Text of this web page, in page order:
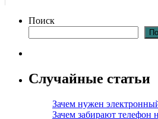
Поиск
Случайные статьи
Зачем нужен
Зачем забирают телефон